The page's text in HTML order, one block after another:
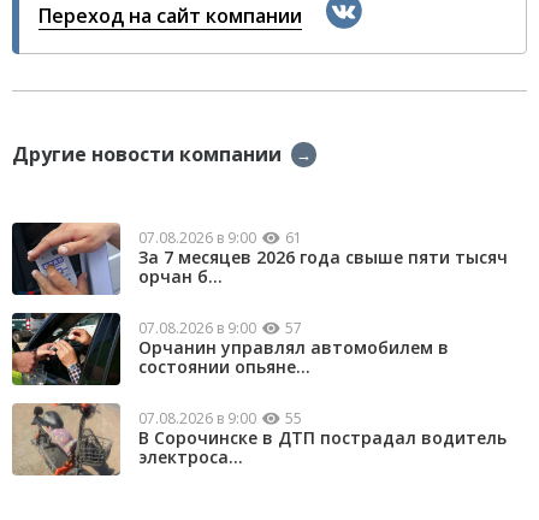
Переход на сайт компании
Другие новости компании →
07.08.2026 в 9:00 61
За 7 месяцев 2026 года свыше пяти тысяч
орчан б...
07.08.2026 в 9:00 57
Орчанин управлял автомобилем в
состоянии опьяне...
07.08.2026 в 9:00 55
В Сорочинске в ДТП пострадал водитель
электроса...